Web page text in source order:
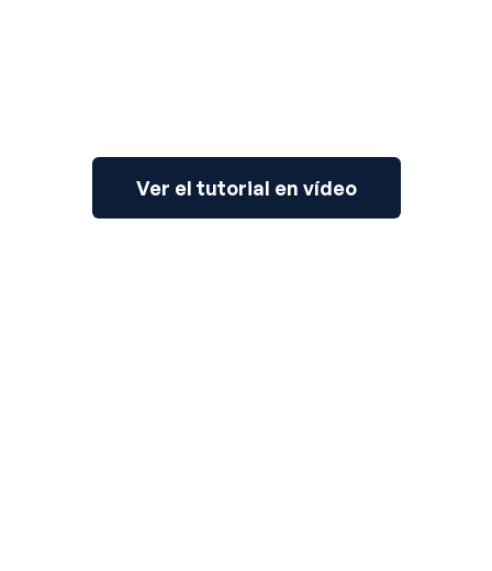
Ver el tutorial en vídeo